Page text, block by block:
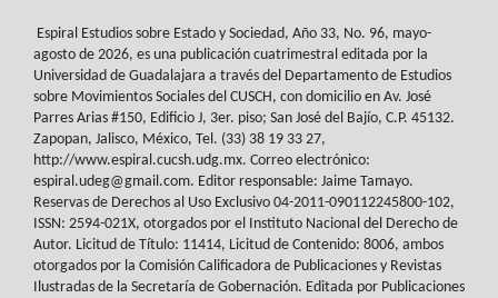
Espiral Estudios sobre Estado y Sociedad, Año 33, No. 96, mayo-
agosto de 2026, es una publicación cuatrimestral editada por la
Universidad de Guadalajara a través del Departamento de Estudios
sobre Movimientos Sociales del CUSCH, con domicilio en Av. José
Parres Arias #150, Edificio J, 3er. piso; San José del Bajío, C.P. 45132.
Zapopan, Jalisco, México, Tel. (33) 38 19 33 27,
http://www.espiral.cucsh.udg.mx. Correo electrónico:
espiral.udeg@gmail.com. Editor responsable: Jaime Tamayo.
Reservas de Derechos al Uso Exclusivo 04-2011-090112245800-102,
ISSN: 2594-021X, otorgados por el Instituto Nacional del Derecho de
Autor. Licitud de Título: 11414, Licitud de Contenido: 8006, ambos
otorgados por la Comisión Calificadora de Publicaciones y Revistas
Ilustradas de la Secretaría de Gobernación. Editada por Publicaciones